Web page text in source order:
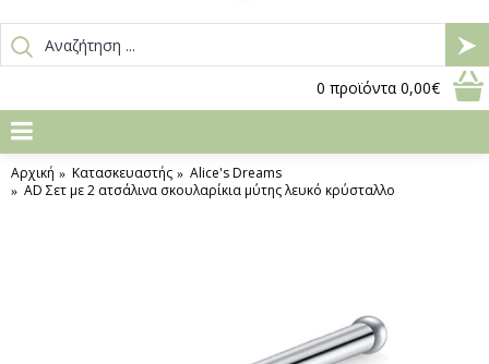
0 προϊόντα 0,00€
Αρχική Κατασκευαστής
Alice's Dreams
AD Σετ με 2 ατσάλινα σκουλαρίκια μύτης λευκό κρύσταλλο